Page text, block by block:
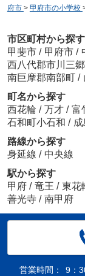
府市 > 甲府市の小学校
市区町村から探す
甲斐市 / 甲府市 /
西八代郡市川三
南巨摩郡南部町 /
町名から探す
西花輪 / 万才 / 富
石和町小石和 /
路線から探す
身延線 / 中央線
駅から探す
甲府 / 竜王 / 東花
善光寺 / 南甲府
営業時間：
9：